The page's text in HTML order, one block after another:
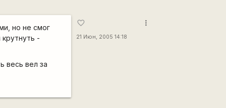
но не смог
-
весь вел за
favorite_border
21 Июн, 2005 14:18
more_vert